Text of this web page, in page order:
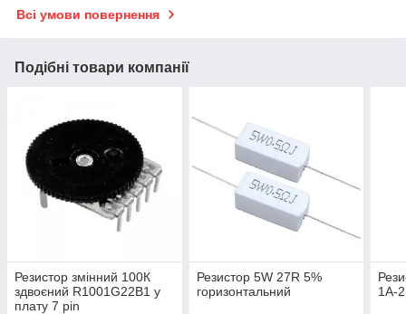
Всі умови повернення
Подібні товари компанії
Резистор змінний 100К
здвоєний R1001G22B1 у
плату 7 pin
Резистор 5W 27R 5%
горизонтальний
1A-